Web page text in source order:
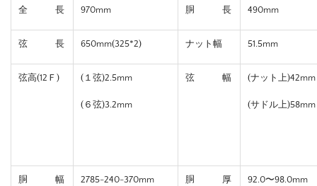
全 長 970mm 胴 長 490mm
弦 長 650mm(325*2) ナット幅 51.5mm
弦高(12Ｆ) (１弦)2.5mm
(６弦)3.2mm
弦 幅 (ナット上)42mm
(サドル上)58mm
胴 幅 2785-240-370mm 胴 厚 92.0〜98.0mm